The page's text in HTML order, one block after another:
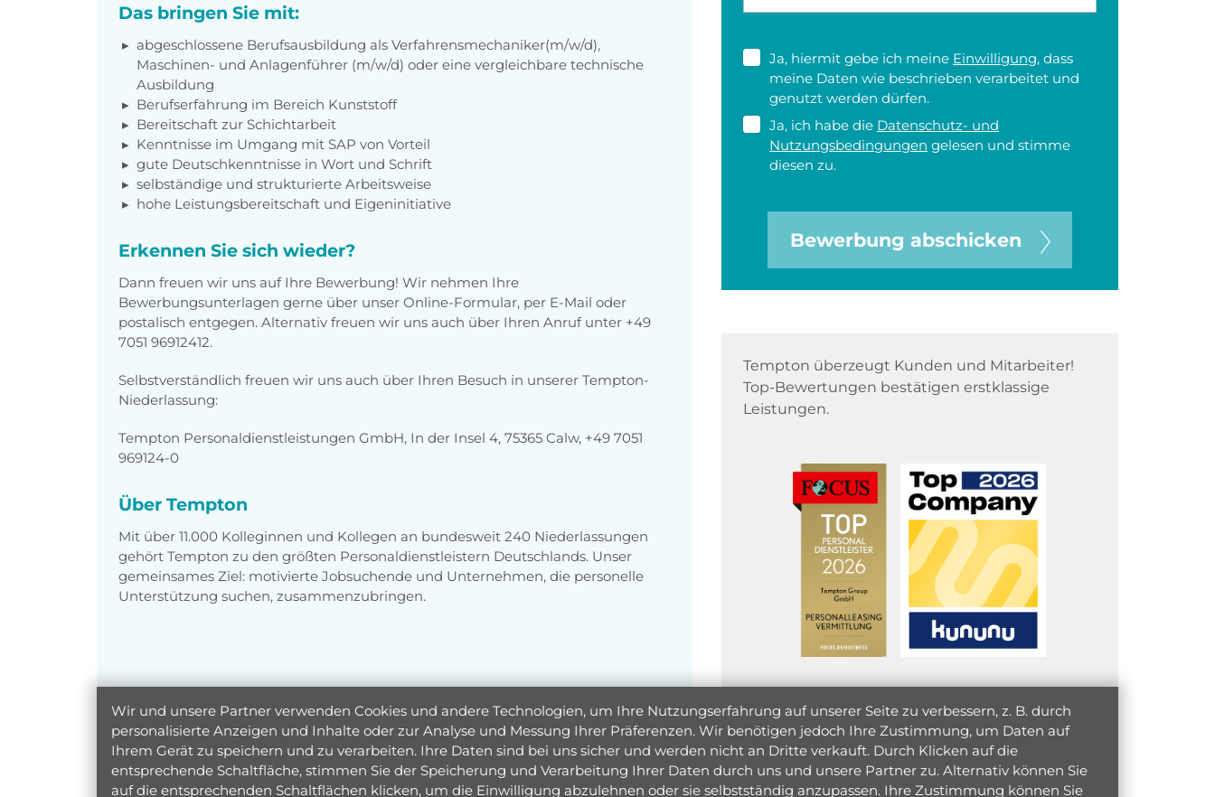
Das bringen Sie mit:
abgeschlossene Berufsausbildung als Verfahrensmechaniker(m/w/d),
Maschinen- und Anlagenführer (m/w/d) oder eine vergleichbare technische
Ausbildung
Berufserfahrung im Bereich Kunststoff
Bereitschaft zur Schichtarbeit
Kenntnisse im Umgang mit SAP von Vorteil
gute Deutschkenntnisse in Wort und Schrift
selbständige und strukturierte Arbeitsweise
hohe Leistungsbereitschaft und Eigeninitiative
Erkennen Sie sich wieder?
Dann freuen wir uns auf Ihre Bewerbung! Wir nehmen Ihre
Bewerbungsunterlagen gerne über unser Online-Formular, per E-Mail oder
postalisch entgegen. Alternativ freuen wir uns auch über Ihren Anruf unter +49
7051 96912412.
Selbstverständlich freuen wir uns auch über Ihren Besuch in unserer Tempton-
Niederlassung:
Tempton Personaldienstleistungen GmbH, In der Insel 4, 75365 Calw, +49 7051
969124-0
Über Tempton
Mit über 11.000 Kolleginnen und Kollegen an bundesweit 240 Niederlassungen
gehört Tempton zu den größten Personaldienstleistern Deutschlands. Unser
gemeinsames Ziel: motivierte Jobsuchende und Unternehmen, die personelle
Unterstützung suchen, zusammenzubringen.
Ja, hiermit gebe ich meine Einwilligung, dass
meine Daten wie beschrieben verarbeitet und
genutzt werden dürfen.
Ja, ich habe die Datenschutz- und
Nutzungsbedingungen gelesen und stimme
diesen zu.
Bewerbung abschicken
Tempton überzeugt Kunden und Mitarbeiter!
Top-Bewertungen bestätigen erstklassige
Leistungen.
Wir und unsere Partner verwenden Cookies und andere Technologien, um Ihre Nutzungserfahrung auf unserer Seite zu verbessern, z. B. durch
personalisierte Anzeigen und Inhalte oder zur Analyse und Messung Ihrer Präferenzen. Wir benötigen jedoch Ihre Zustimmung, um Daten auf
Ihrem Gerät zu speichern und zu verarbeiten. Ihre Daten sind bei uns sicher und werden nicht an Dritte verkauft. Durch Klicken auf die
entsprechende Schaltfläche, stimmen Sie der Speicherung und Verarbeitung Ihrer Daten durch uns und unsere Partner zu. Alternativ können Sie
auf die entsprechenden Schaltflächen klicken, um die Einwilligung abzulehnen oder sie selbstständig anzupassen. Ihre Zustimmung können Sie